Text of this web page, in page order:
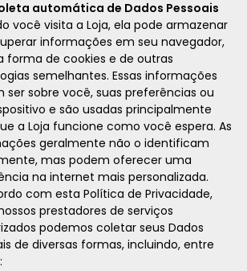
automática de Dados Pessoais
você visita a Loja, ela pode armazenar
informações em seu navegador,
forma de cookies e de outras
semelhantes. Essas informações
ser sobre você, suas preferências ou
e são usadas principalmente
a Loja funcione como você espera. As
geralmente não o identificam
mas podem oferecer uma
na internet mais personalizada.
com esta Política de Privacidade,
prestadores de serviços
podemos coletar seus Dados
de diversas formas, incluindo, entre